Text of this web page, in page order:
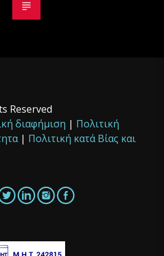
Reserved
διαφήμιση | Πολιτική
| Πολιτική κατά Βίας και